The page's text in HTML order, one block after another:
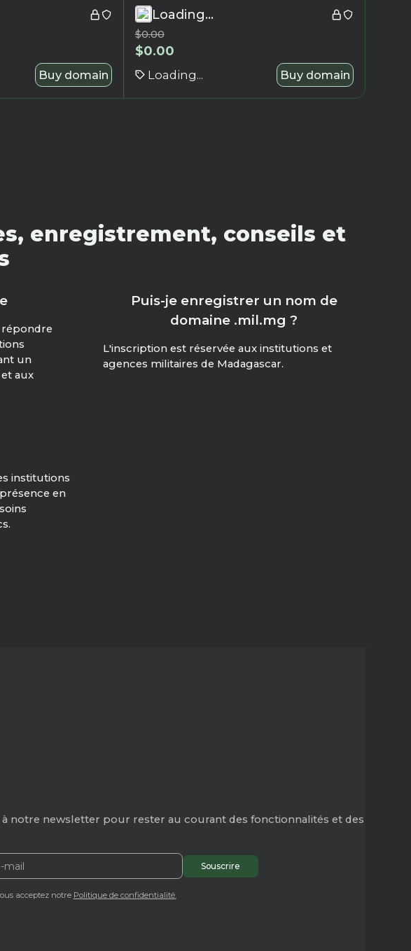
Buy domain
Loading...
$0.00
$0.00
Loading... Buy domain
enregistrement, conseils et
répondre
un
aux
Puis-je enregistrer un nom de
domaine .mil.mg ?
L'inscription est réservée aux institutions et
agences militaires de Madagascar.
institutions
en
notre newsletter pour rester au courant des fonctionnalités et des
acceptez notre Politique de confidentialité.